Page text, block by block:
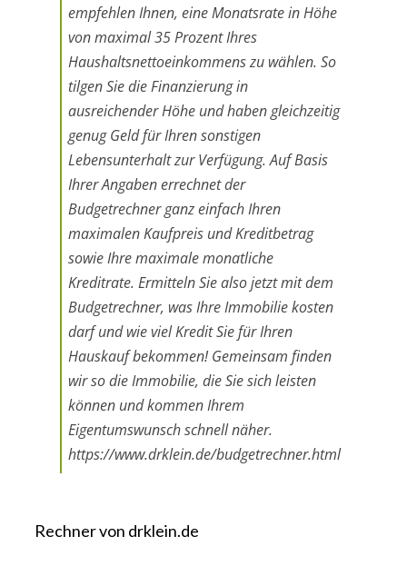
empfehlen Ihnen, eine Monatsrate in Höhe
von maximal 35 Prozent Ihres
Haushaltsnettoeinkommens zu wählen. So
tilgen Sie die Finanzierung in
ausreichender Höhe und haben gleichzeitig
genug Geld für Ihren sonstigen
Lebensunterhalt zur Verfügung. Auf Basis
Ihrer Angaben errechnet der
Budgetrechner ganz einfach Ihren
maximalen Kaufpreis und Kreditbetrag
sowie Ihre maximale monatliche
Kreditrate. Ermitteln Sie also jetzt mit dem
Budgetrechner, was Ihre Immobilie kosten
darf und wie viel Kredit Sie für Ihren
Hauskauf bekommen! Gemeinsam finden
wir so die Immobilie, die Sie sich leisten
können und kommen Ihrem
Eigentumswunsch schnell näher.
https://www.drklein.de/budgetrechner.html